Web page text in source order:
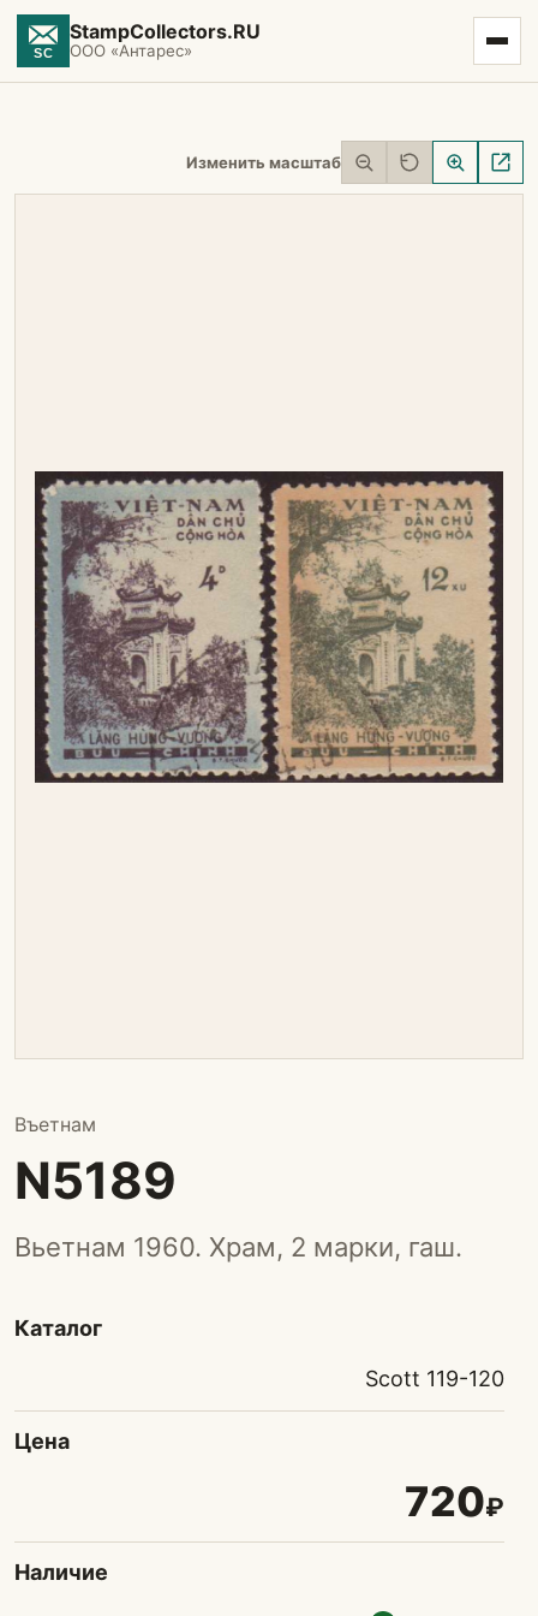
StampCollectors.RU
ООО «Антарес»
Изменить масштаб
Въетнам
N5189
Вьетнам 1960. Храм, 2 марки, гаш.
Каталог
Scott 119-120
Цена
720₽
Наличие